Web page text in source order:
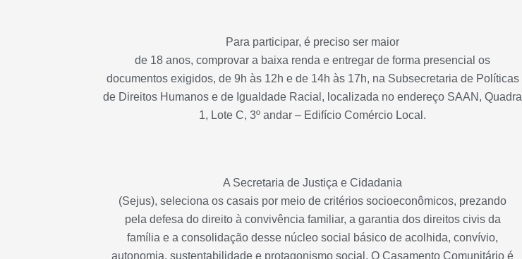
Para participar, é preciso ser maior
de 18 anos, comprovar a baixa renda e entregar de forma presencial os
documentos exigidos, de 9h às 12h e de 14h às 17h, na Subsecretaria de Políticas
de Direitos Humanos e de Igualdade Racial, localizada no endereço SAAN, Quadra
1, Lote C, 3º andar – Edifício Comércio Local.
A Secretaria de Justiça e Cidadania
(Sejus), seleciona os casais por meio de critérios socioeconômicos, prezando
pela defesa do direito à convivência familiar, a garantia dos direitos civis da
família e a consolidação desse núcleo social básico de acolhida, convívio,
autonomia, sustentabilidade e protagonismo social. O Casamento Comunitário é